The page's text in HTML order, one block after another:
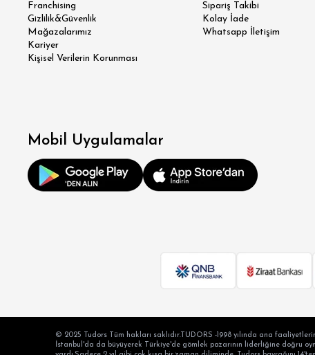
Franchising
Gizlilik&Güvenlik
Mağazalarımız
Kariyer
Kişisel Verilerin Korunması
Sipariş Takibi
Kolay İade
Whatsapp İletişim
Mobil Uygulamalar
© 2025 Tudors Tüm hakları saklıdır.TUDORS -1998 yılında ana
İstanbul'da da büyüyerek Türkiye'de gömlek pazarının liderliğine doğru